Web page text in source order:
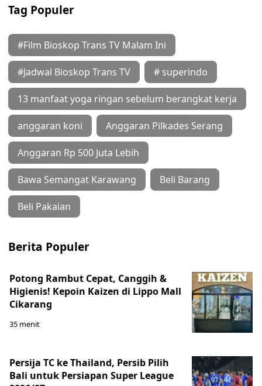
Tag Populer
#Film Bioskop Trans TV Malam Ini
#Jadwal Bioskop Trans TV # superindo
13 manfaat yoga ringan sebelum berangkat kerja
anggaran koni Anggaran Pilkades Serang
Anggaran Rp 500 Juta Lebih
Bawa Semangat Karawang Beli Barang
Beli Pakaian
Berita Populer
Potong Rambut Cepat, Canggih &
Higienis! Kepoin Kaizen di Lippo Mall
Cikarang
35 menit
Persija TC ke Thailand, Persib Pilih
Bali untuk Persiapan Super League